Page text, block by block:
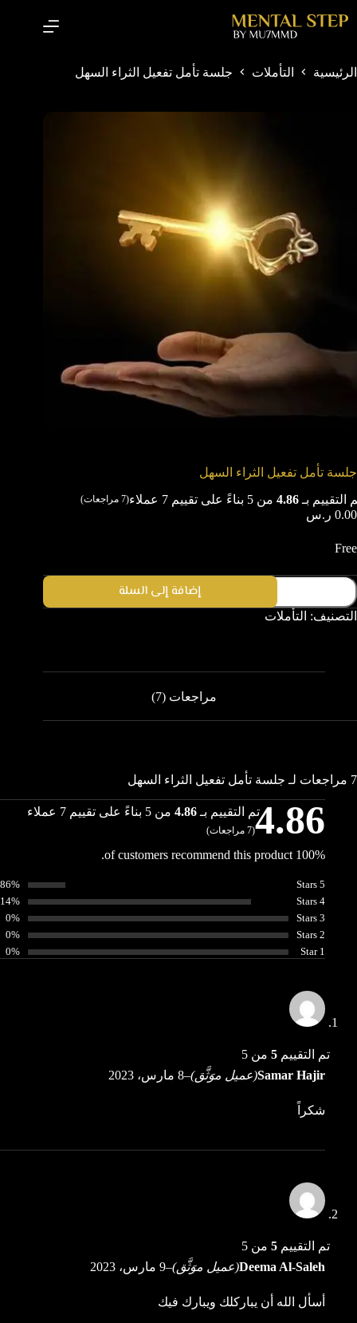
الرئيسية التأملات جلسة تأمل تفعيل الثراء السهل
جلسة تأمل تفعيل الثراء السهل
التقييم بـ 4.86من 5 بناءً على تقييم 7 عملاء(
7مراجعات)
0.00 ر.س
Free
إضافة إلى السلة
التصنيف: التأملات
مراجعات (7)
7 مراجعات لـ جلسة تأمل تفعيل الثراء السهل
4.86تم التقييم بـ 4.86من 5 بناءً على تقييم 7 عملاء
(
7 مراجعات)
100% of customers recommend this product.
5 Stars
86%
4 Stars
14%
3 Stars
0%
2 Stars
0%
1 Star
0%
تم التقييم 5من 5
Samar Hajir(عميل موَثَّق)–8 مارس، 2023
شكراً
تم التقييم 5من 5
Deema Al-Saleh(عميل موَثَّق)–9 مارس، 2023
أسأل الله أن يباركلك ويبارك فيك